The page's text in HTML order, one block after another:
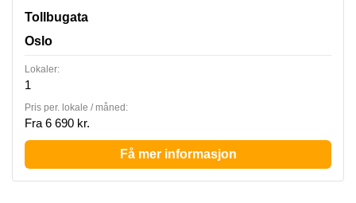
Tollbugata 8, Oslo
Tollbugata
Oslo
Lokaler:
1
Pris per. lokale / måned:
Fra 6 690 kr.
Få mer informasjon